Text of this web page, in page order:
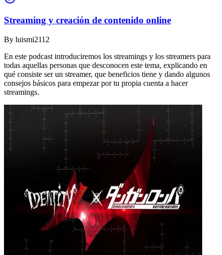
Streaming y creación de contenido online
By luismi2112
En este podcast introduciremos los streamings y los streamers para
todas aquellas personas que desconocen este tema, explicando en
qué consiste ser un streamer, que beneficios tiene y dando algunos
consejos básicos para empezar por tu propia cuenta a hacer
streamings.